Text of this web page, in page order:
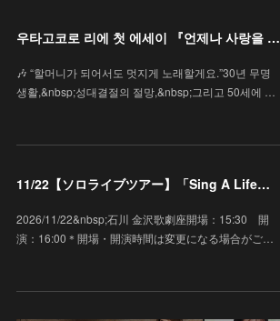
우타고코로 리에 첫 에세이 『언제나 사랑을 노래할게요』
🎶 “할머니가 되어서도 멋지게 노래할게요.”30년 무명
생활,&nbsp;성대결절의 절망,&nbsp;그리고 50세에 …
11/22【ソロライブツアー】「Sing A Life」石川 金沢歌劇座
2026/11/22&nbsp;石川 金沢歌劇座開場：15:30 開
演：16:00＊開場・開演時間は変更になる場合がご…